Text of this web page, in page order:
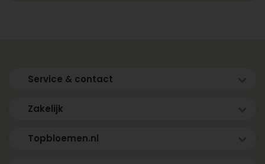
Service & contact
Zakelijk
Topbloemen.nl